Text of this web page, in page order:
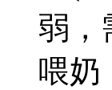
弱，
喂奶